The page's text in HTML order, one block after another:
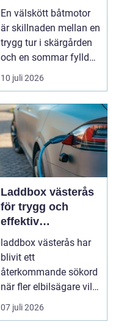
du hand om din
båtmotor på rätt
sätt
En välskött båtmotor
är skillnaden mellan en
trygg tur i skärgården
och en sommar fylld
av ofrivilli...
10 juli 2026
Laddbox västerås
för trygg och
effektiv
hemmaladdning
laddbox västerås har
blivit ett
återkommande sökord
när fler elbilsägare vill
ladda hemma på ett
säk...
07 juli 2026